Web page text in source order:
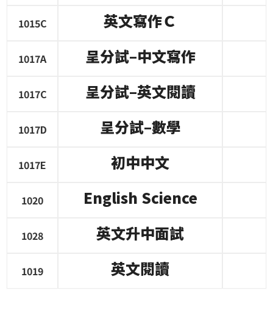
1015C 英文寫作Ｃ
1017A 呈分試–中文寫作
1017C 呈分試–英文閱讀
1017D 呈分試–數學
1017E 初中中文
1020 English Science
1028 英文升中面試
1019 英文閱讀